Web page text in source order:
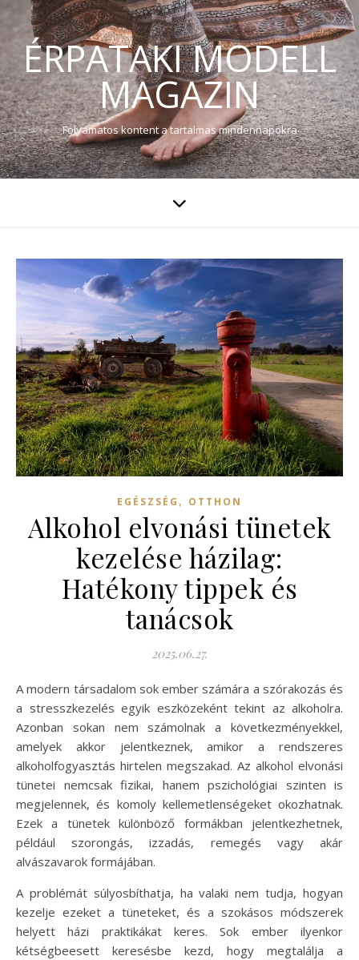
ÉRPATAKI MODELL
MAGAZIN
Folyamatos kontent a tartalmas mindennapokra
EGÉSZSÉG , OTTHON
Alkohol elvonási tünetek
kezelése házilag:
Hatékony tippek és
tanácsok
2025.06.27.
A modern társadalom sok ember számára a szórakozás és
a stresszkezelés egyik eszközeként tekint az alkoholra.
Azonban sokan nem számolnak a következményekkel,
amelyek akkor jelentkeznek, amikor a rendszeres
alkoholfogyasztás hirtelen megszakad. Az alkohol elvonási
tünetei nemcsak fizikai, hanem pszichológiai szinten is
megjelennek, és komoly kellemetlenségeket okozhatnak.
Ezek a tünetek különböző formákban jelentkezhetnek,
például szorongás, izzadás, remegés vagy akár
alvászavarok formájában.
A problémát súlyosbíthatja, ha valaki nem tudja, hogyan
kezelje ezeket a tüneteket, és a szokásos módszerek
helyett házi praktikákat keres. Sok ember ilyenkor
kétségbeesett keresésbe kezd, hogy megtalálja a